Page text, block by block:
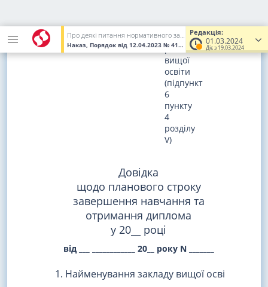
Редакція:
01.03.2024
Діє з 19.03.2024
Про деякі питання нормативного забезпечення вступних випробувань, що проводяться з використанням організаційно-технологічних процесів здійснення зовнішнього незалежного оцінювання для вступу на другий (магістерський) рівень вищої освіти
Наказ, Порядок від 12.04.2023 № 418 (Увага! Попередня
другий
(магістерський)
рівень
вищої
освіти
(підпункт
6
пункту
4
розділу
V)
Довідка
щодо планового строку
завершення навчання та
отримання диплома
у 20__ році
від ___ ____________ 20__ року N _______
1. Найменування закладу вищої освіти